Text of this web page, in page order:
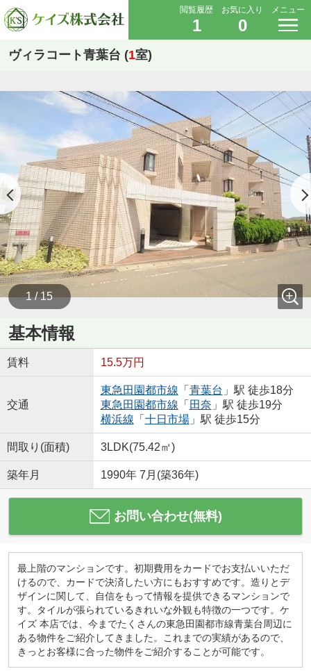
閲覧履歴
1
お気に入り
0
メニュー
ヴィラコート青葉台 (1室)
1 / 15
基本情報
賃料 15.5万円
交通
東急田園都市線 「 青葉台 」駅 徒歩18分
東急田園都市線 「 田奈 」駅 徒歩19分
横浜線 「 十日市場」駅 徒歩15分
間取り(面積) 3LDK(75.42㎡)
築年月 1990年 7月(築36年)
お問い合わせ(無料)
最上階のマンションです。初期費用をカードでお支払いいただ
けるので、カードで決済したい方にもおすすめです。造りとデ
ザインに関して、自信をもって情報を提供できるマンションで
す。タイルが張られているきれいな外観も特徴の一つです。ケ
イズ 本店では、今までたくさんの東急田園都市線青葉台周辺に
ある物件をご紹介してきました。これまでの実績があるので、
きっとお客様に合った物件をご紹介することが可能です。